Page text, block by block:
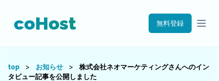
coHost 無料登録
top > お知らせ >
株式会社ネオマーケティングさんへのイン
タビュー記事を公開しました